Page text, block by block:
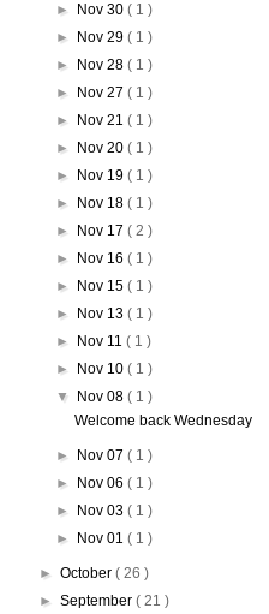
►
Nov 30( 1 )
►
Nov 29( 1 )
►
Nov 28( 1 )
►
Nov 27( 1 )
►
Nov 21( 1 )
►
Nov 20( 1 )
►
Nov 19( 1 )
►
Nov 18( 1 )
►
Nov 17( 2 )
►
Nov 16( 1 )
►
Nov 15( 1 )
►
Nov 13( 1 )
►
Nov 11( 1 )
►
Nov 10( 1 )
▼
Nov 08( 1 )
Welcome back Wednesday
► Nov 07( 1 )
►
Nov 06( 1 )
►
Nov 03( 1 )
►
Nov 01( 1 )
► October ( 26 )
► September ( 21 )